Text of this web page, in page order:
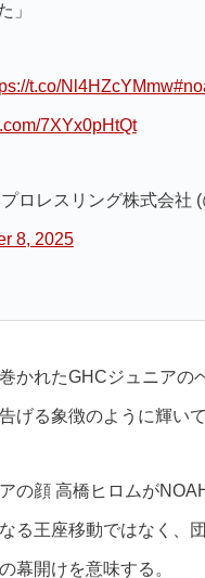
」
t.co/Nl4HZcYMmw
7XYx0pHtQt
ロレスリング株式会社
8, 2025
かれたGHCジュニアの
げる象徴のように輝いて
の顔 高橋ヒロムが
る王座移動ではなく、
幕開けを意味する。